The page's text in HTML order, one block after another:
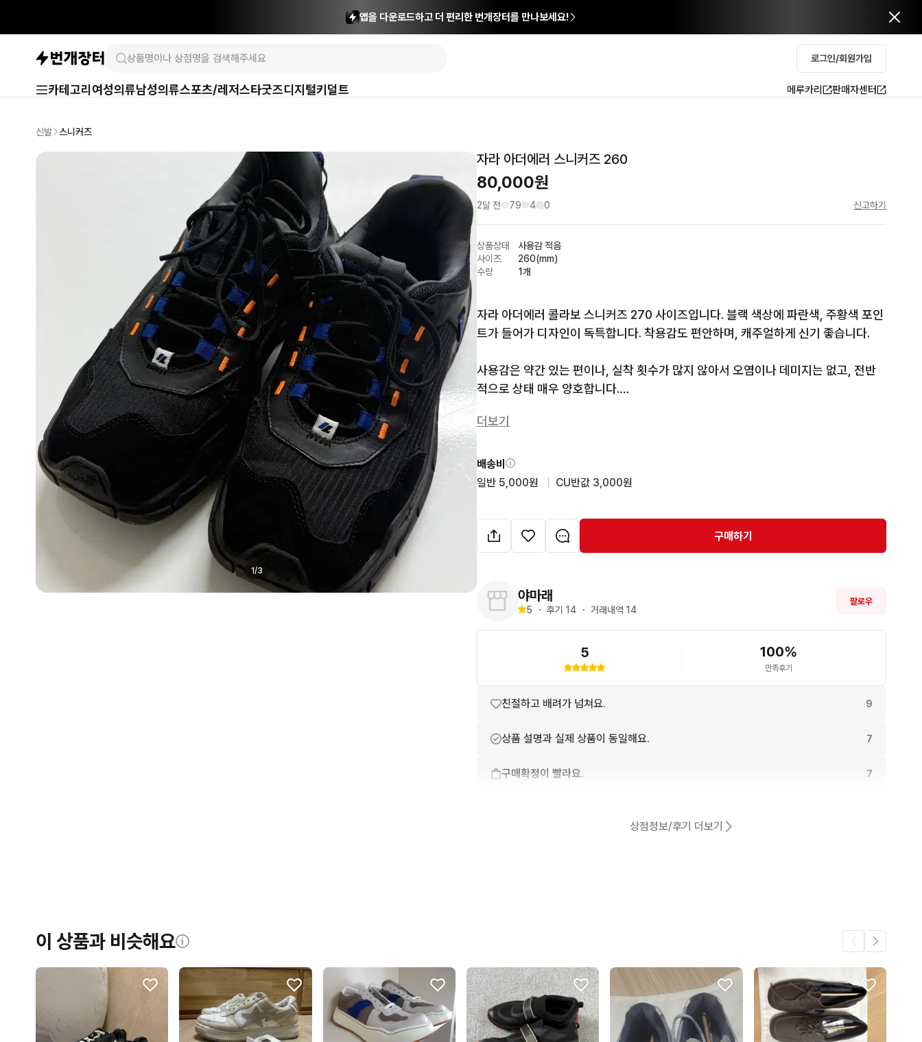
앱을 다운로드하고 더 편리한 번개장터를 만나보세요!
로그인/회원가입
카테고리 여성의류남성의류스포츠/레저스타굿즈디지털키덜트 메루카리 판매자센터
신발 스니커즈
1/3
자라 아더에러 스니커즈 260
80,000원
2달 전 79 4 0 신고하기
상품상태
사용감 적음
사이즈
260(mm)
수량
1개
자라 아더에러 콜라보 스니커즈 270 사이즈입니다. 블랙 색상에 파란색, 주황색 포인
트가 들어가 디자인이 독특합니다. 착용감도 편안하며, 캐주얼하게 신기 좋습니다.
사용감은 약간 있는 편이나, 실착 횟수가 많지 않아서 오염이나 데미지는 없고, 전반
적으로 상태 매우 양호합니다.
구매 원하시면 바로 안전결제 해주시면 됩니다!
더보기
배송비
일반 5,000원
CU반값 3,000원
구매하기
야마래
5 ・ 후기 14 ・ 거래내역 14
팔로우
5 100%
만족후기
친절하고 배려가 넘쳐요. 9
상품 설명과 실제 상품이 동일해요. 7
구매확정이 빨라요. 7
포장이 깔끔해요. 2
상점정보/후기 더보기
이 상품과 비슷해요